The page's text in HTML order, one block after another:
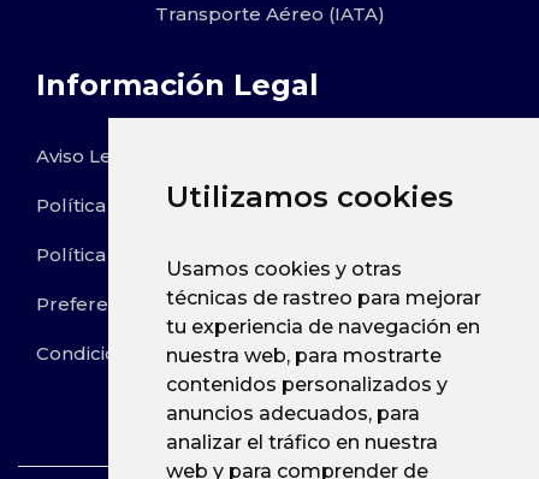
Utilizamos cookies
Usamos cookies y otras
técnicas de rastreo para mejorar
tu experiencia de navegación en
nuestra web, para mostrarte
contenidos personalizados y
anuncios adecuados, para
analizar el tráfico en nuestra
web y para comprender de
Transporte Aéreo (IATA)
Información Legal
Aviso Legal
Política de Privacidad
Política de Cookies
Preferencias de Cookies
Condiciones de Reservas